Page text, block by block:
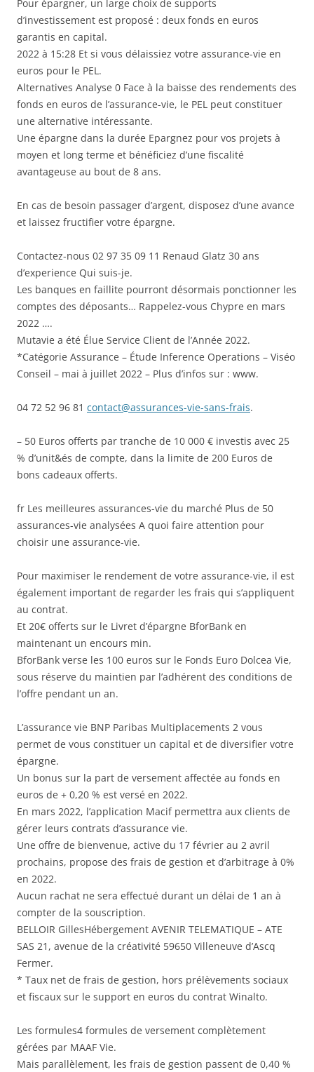
Pour épargner, un large choix de supports
d’investissement est proposé : deux fonds en euros
garantis en capital.
2022 à 15:28 Et si vous délaissiez votre assurance-vie en
euros pour le PEL.
Alternatives Analyse 0 Face à la baisse des rendements des
fonds en euros de l’assurance-vie, le PEL peut constituer
une alternative intéressante.
Une épargne dans la durée Epargnez pour vos projets à
moyen et long terme et bénéficiez d’une fiscalité
avantageuse au bout de 8 ans.
En cas de besoin passager d’argent, disposez d’une avance
et laissez fructifier votre épargne.
Contactez-nous 02 97 35 09 11 Renaud Glatz 30 ans
d’experience Qui suis-je.
Les banques en faillite pourront désormais ponctionner les
comptes des déposants… Rappelez-vous Chypre en mars
2022 ….
Mutavie a été Élue Service Client de l’Année 2022.
*Catégorie Assurance – Étude Inference Operations – Viséo
Conseil – mai à juillet 2022 – Plus d’infos sur : www.
04 72 52 96 81 contact@assurances-vie-sans-frais.
– 50 Euros offerts par tranche de 10 000 € investis avec 25
% d’unit&és de compte, dans la limite de 200 Euros de
bons cadeaux offerts.
fr Les meilleures assurances-vie du marché Plus de 50
assurances-vie analysées A quoi faire attention pour
choisir une assurance-vie.
Pour maximiser le rendement de votre assurance-vie, il est
également important de regarder les frais qui s’appliquent
au contrat.
Et 20€ offerts sur le Livret d’épargne BforBank en
maintenant un encours min.
BforBank verse les 100 euros sur le Fonds Euro Dolcea Vie,
sous réserve du maintien par l’adhérent des conditions de
l’offre pendant un an.
L’assurance vie BNP Paribas Multiplacements 2 vous
permet de vous constituer un capital et de diversifier votre
épargne.
Un bonus sur la part de versement affectée au fonds en
euros de + 0,20 % est versé en 2022.
En mars 2022, l’application Macif permettra aux clients de
gérer leurs contrats d’assurance vie.
Une offre de bienvenue, active du 17 février au 2 avril
prochains, propose des frais de gestion et d’arbitrage à 0%
en 2022.
Aucun rachat ne sera effectué durant un délai de 1 an à
compter de la souscription.
BELLOIR GillesHébergement AVENIR TELEMATIQUE – ATE
SAS 21, avenue de la créativité 59650 Villeneuve d’Ascq
Fermer.
* Taux net de frais de gestion, hors prélèvements sociaux
et fiscaux sur le support en euros du contrat Winalto.
Les formules4 formules de versement complètement
gérées par MAAF Vie.
Mais parallèlement, les frais de gestion passent de 0,40 %